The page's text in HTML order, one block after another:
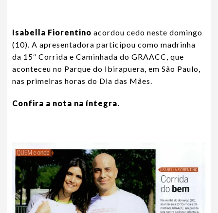
Isabella Fiorentino acordou cedo neste domingo
(10). A apresentadora participou como madrinha
da 15ª Corrida e Caminhada do GRAACC, que
aconteceu no Parque do Ibirapuera, em São Paulo,
nas primeiras horas do Dia das Mães.
Confira a nota na íntegra.